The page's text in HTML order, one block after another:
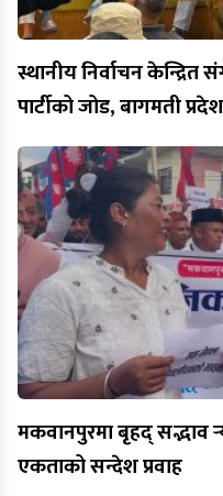
स्थानीय निर्वाचन केन्द्रित
पार्टीको जोड, बागमती
मकवानपुरमा बृहद् सद्भाव
एकताको सन्देश प्रवाह